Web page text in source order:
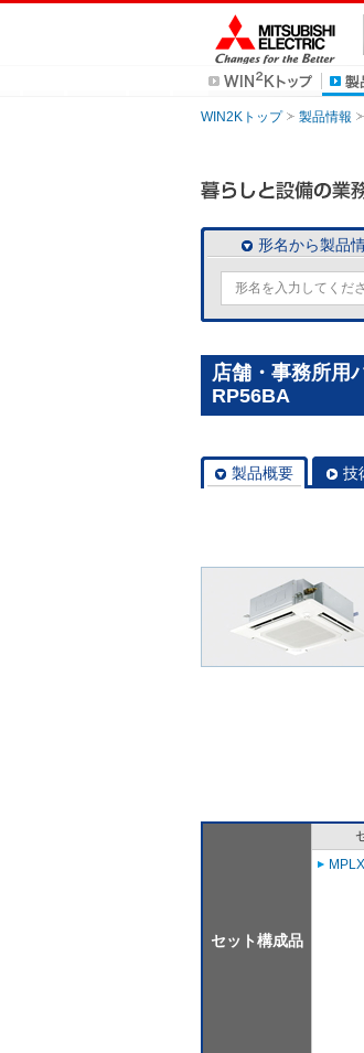
WIN2Kトップ 製品情報
形名から製品
店舗・事務所用
RP56BA
製品概要 技
セット構成品